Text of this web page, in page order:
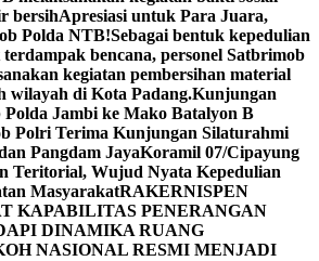
bersihApresiasi untuk Para Juara,
Polda NTB!Sebagai bentuk kepedulian
bencana, personel Satbrimob
kegiatan pembersihan material
wilayah di Kota Padang.Kunjungan
Jambi ke Mako Batalyon B
Polri Terima Kunjungan Silaturahmi
Pangdam JayaKoramil 07/Cipayung
Teritorial, Wujud Nyata Kepedulian
MasyarakatRAKERNISPEN
KAPABILITAS PENERANGAN
DINAMIKA RUANG
NASIONAL RESMI MENJADI